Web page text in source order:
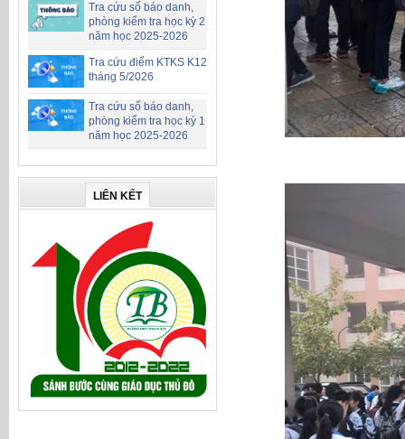
Tra cứu số báo danh,
phòng kiểm tra học kỳ 2
năm học 2025-2026
Tra cứu điểm KTKS K12
tháng 5/2026
Tra cứu số báo danh,
phòng kiểm tra học kỳ 1
năm học 2025-2026
LIÊN KẾT